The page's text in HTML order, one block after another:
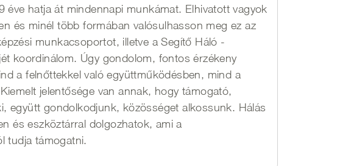
éve hatja át mindennapi munkámat. Elhivatott vagyok
és minél több formában valósulhasson meg ez az
munkacsoportot, illetve a Segítő Háló -
koordinálom. Úgy gondolom, fontos érzékeny
a felnőttekkel való együttműködésben, mind a
jelentősége van annak, hogy támogató,
együtt gondolkodjunk, közösséget alkossunk. Hálás
és eszköztárral dolgozhatok, ami a
tudja támogatni.